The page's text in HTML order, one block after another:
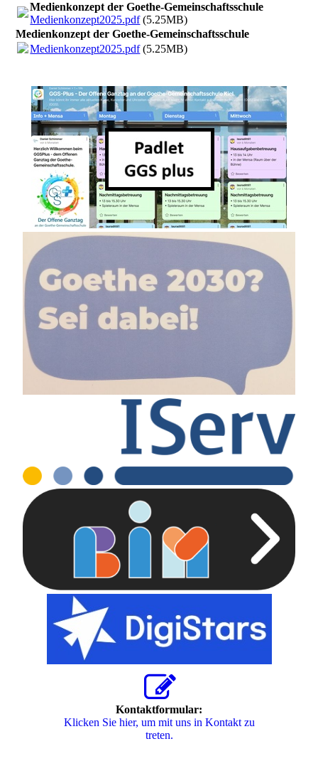
Medienkonzept der Goethe-Gemeinschaftsschule
Medienkonzept2025.pdf(5.25MB)
Medienkonzept der Goethe-Gemeinschaftsschule
Medienkonzept2025.pdf(5.25MB)
Kontaktformular:
Klicken Sie hier, um mit uns in Kontakt zu
treten.